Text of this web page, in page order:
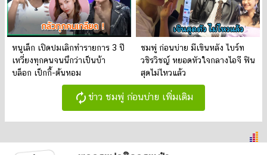
หนูเล็ก เปิดปมเลิกทำรายการ 3 ปี
เหวี่ยงทุกคนจนนึกว่าเป็นบ้า
บล็อก เป็กกี้-ต้นหอม
ชมพู่ ก่อนบ่าย มีเขินหลัง ไบร์ท
วชิรวิชญ์ หยอดหัวใจกลางไอจี ฟิน
สุดไม่ไหวแล้ว
autorenew ข่าว ชมพู่ ก่อนบ่าย เพิ่มเติม